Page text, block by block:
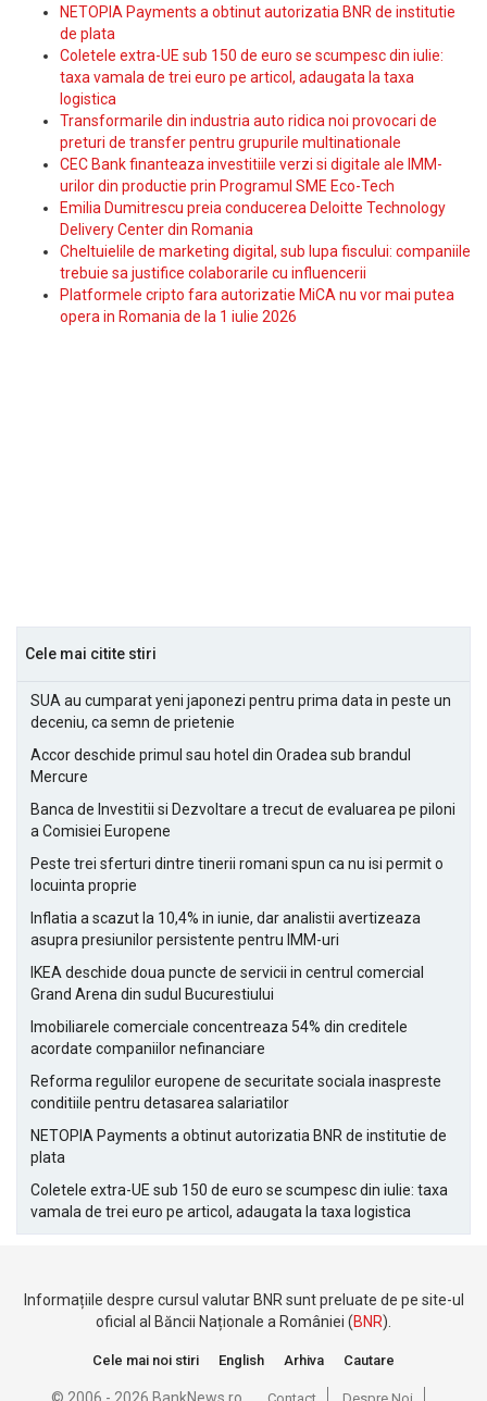
NETOPIA Payments a obtinut autorizatia BNR de institutie
de plata
Coletele extra-UE sub 150 de euro se scumpesc din iulie:
taxa vamala de trei euro pe articol, adaugata la taxa
logistica
Transformarile din industria auto ridica noi provocari de
preturi de transfer pentru grupurile multinationale
CEC Bank finanteaza investitiile verzi si digitale ale IMM-
urilor din productie prin Programul SME Eco-Tech
Emilia Dumitrescu preia conducerea Deloitte Technology
Delivery Center din Romania
Cheltuielile de marketing digital, sub lupa fiscului: companiile
trebuie sa justifice colaborarile cu influencerii
Platformele cripto fara autorizatie MiCA nu vor mai putea
opera in Romania de la 1 iulie 2026
Cele mai citite stiri
SUA au cumparat yeni japonezi pentru prima data in peste un
deceniu, ca semn de prietenie
Accor deschide primul sau hotel din Oradea sub brandul
Mercure
Banca de Investitii si Dezvoltare a trecut de evaluarea pe piloni
a Comisiei Europene
Peste trei sferturi dintre tinerii romani spun ca nu isi permit o
locuinta proprie
Inflatia a scazut la 10,4% in iunie, dar analistii avertizeaza
asupra presiunilor persistente pentru IMM-uri
IKEA deschide doua puncte de servicii in centrul comercial
Grand Arena din sudul Bucurestiului
Imobiliarele comerciale concentreaza 54% din creditele
acordate companiilor nefinanciare
Reforma regulilor europene de securitate sociala inaspreste
conditiile pentru detasarea salariatilor
NETOPIA Payments a obtinut autorizatia BNR de institutie de
plata
Coletele extra-UE sub 150 de euro se scumpesc din iulie: taxa
vamala de trei euro pe articol, adaugata la taxa logistica
Informațiile despre cursul valutar BNR sunt preluate de pe site-ul
oficial al Băncii Naționale a României (BNR).
Cele mai noi stiri English Arhiva Cautare